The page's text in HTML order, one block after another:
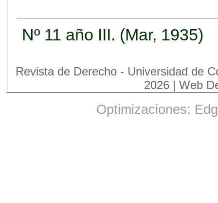
Nº 11 año III. (Mar, 1935)
Revista de Derecho - Universidad de
2026 | Web
Optimizaciones: